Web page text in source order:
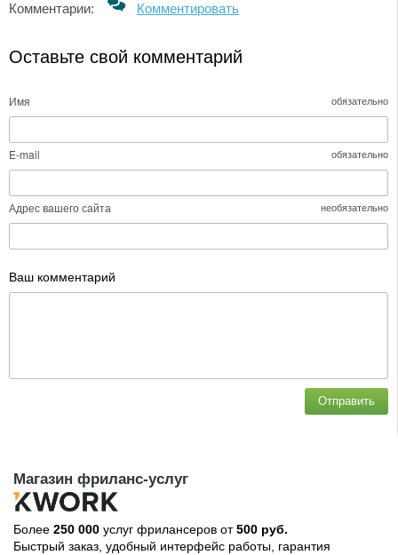
Комментарии:
Комментировать
Оставьте свой комментарий
Имя обязательно
E-mail обязательно
Адрес вашего сайта необязательно
Ваш комментарий
Отправить
Магазин фриланс-услуг
Более 250 000 услуг фрилансеров от500 руб.
Быстрый заказ, удобный интерфейс работы, гарантия